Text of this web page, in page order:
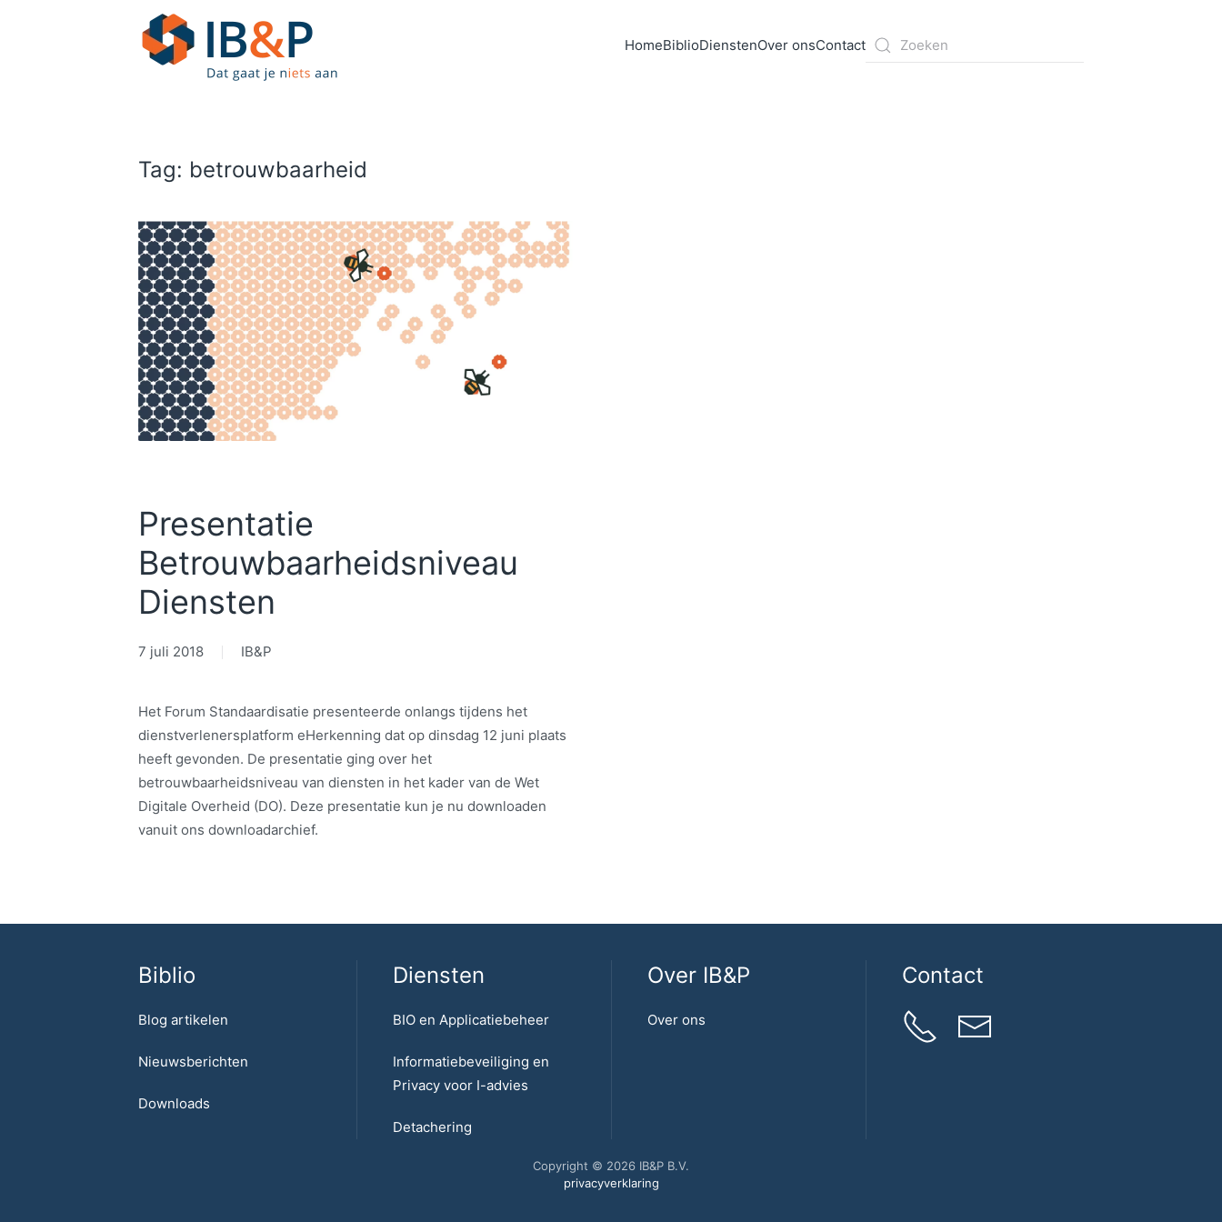
Skip to main content HomeBiblioDienstenOver onsContact
Tag: betrouwbaarheid
Presentatie
Betrouwbaarheidsniveau
Diensten
7 juli 2018 IB&P
Het Forum Standaardisatie presenteerde onlangs tijdens het
dienstverlenersplatform eHerkenning dat op dinsdag 12 juni plaats
heeft gevonden. De presentatie ging over het
betrouwbaarheidsniveau van diensten in het kader van de Wet
Digitale Overheid (DO). Deze presentatie kun je nu downloaden
vanuit ons downloadarchief.
Biblio
Blog artikelen
Nieuwsberichten
Downloads
Diensten
BIO en Applicatiebeheer
Informatiebeveiliging en
Privacy voor I-advies
Detachering
Over IB&P
Over ons
Contact
Copyright © 2026 IB&P B.V.
privacyverklaring